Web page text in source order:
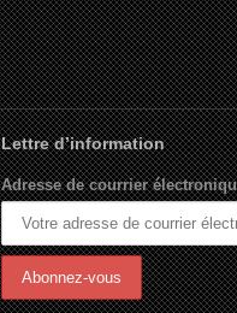
Lettre d’information
Adresse de courrier